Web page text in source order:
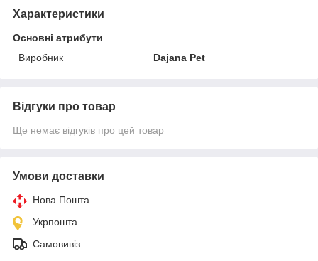
Характеристики
Основні атрибути
Виробник
Dajana Pet
Відгуки про товар
Ще немає відгуків про цей товар
Умови доставки
Нова Пошта
Укрпошта
Самовивіз